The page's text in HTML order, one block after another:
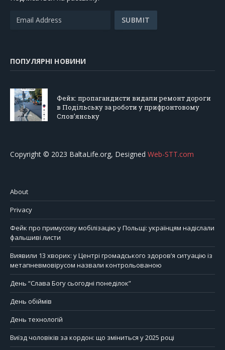
ПОПУЛЯРНІ НОВИНИ
Фейк: пропагандисти видали ремонт дороги
в Подільську за роботи у прифронтовому
Слов’янську
Copyright © 2023 BaltaLife.org, Designed Web-STT.com
About
Privacy
Фейк про примусову мобілізацію у Польщі: українцям надіслали
фальшиві листи
Виявили 13 хворих: у Центрі громадського здоров’я ситуацію із
метапневмовірусом назвали контрольованою
День “Слава Богу сьогодні понеділок”
День обіймів
День технологій
Виїзд чоловіків за кордон: що зміниться у 2025 році